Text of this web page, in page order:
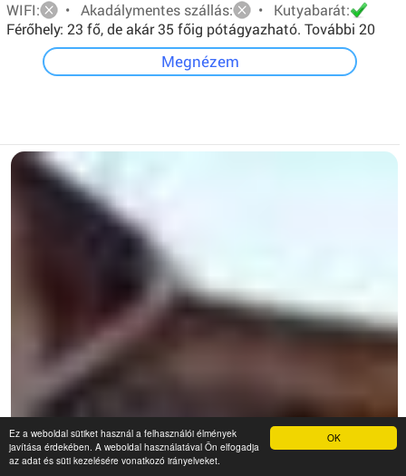
OK
Ez a weboldal sütiket használ a felhasználói élmények
javítása érdekében. A weboldal használatával Ön elfogadja
az adat és süti kezelésére vonatkozó irányelveket.
WIFI:
• Akadálymentes szállás:
• Kutyabarát:
Férőhely: 23 fő, de akár 35 főig pótágyazható. További 20
főt pedig sátorban tudunk elhelyezni.
Megnézem